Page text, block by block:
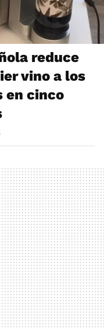
reduce
vino a los
en cinco